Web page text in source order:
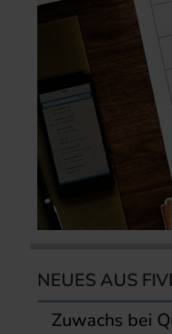
NEUES AUS
Zuwachs bei